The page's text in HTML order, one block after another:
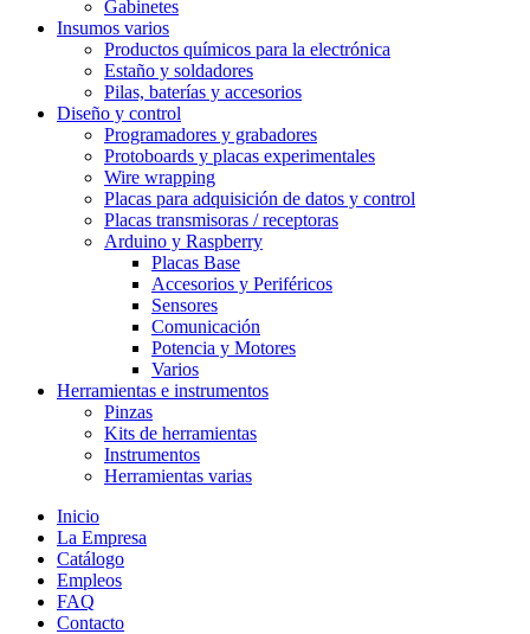
Gabinetes
Insumos varios
Productos químicos para la electrónica
Estaño y soldadores
Pilas, baterías y accesorios
Diseño y control
Programadores y grabadores
Protoboards y placas experimentales
Wire wrapping
Placas para adquisición de datos y control
Placas transmisoras / receptoras
Arduino y Raspberry
Placas Base
Accesorios y Periféricos
Sensores
Comunicación
Potencia y Motores
Varios
Herramientas e instrumentos
Pinzas
Kits de herramientas
Instrumentos
Herramientas varias
Inicio
La Empresa
Catálogo
Empleos
FAQ
Contacto